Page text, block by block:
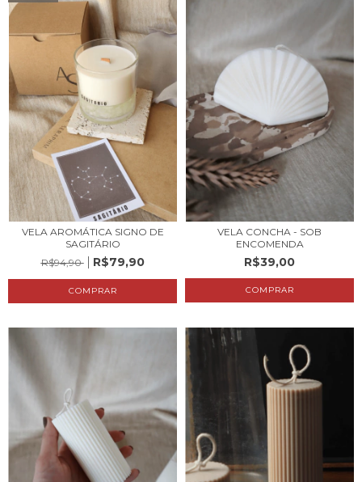
VELA AROMÁTICA SIGNO DE
SAGITÁRIO
R$94,90
R$79,90
VELA CONCHA - SOB
ENCOMENDA
R$39,00